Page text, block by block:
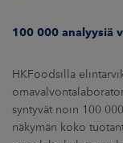
100 000 analyysiä
HKFoodsilla
syntyvät noin 100
näkymän koko